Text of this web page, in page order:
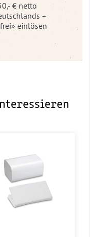
€ netto
–
einlösen